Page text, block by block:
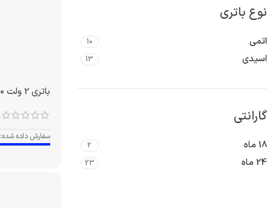
نوع باتری
اتمی 10
اسیدی 13
گارانتی
18 ماه 2
24 ماه 23
باتری 2 ولت 490 آمپر OPZS
سفارش داده شده: